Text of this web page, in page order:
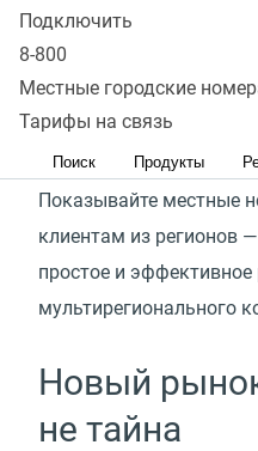
Подключить
8-800
Местные городские
Тарифы на связь
Поиск Продукты
Работаете по всей России
выходить в регионы?
мультирегионального
Ближе к клиенту
Показывайте местные
клиентам из регионов
простое и
мультирегионального
Новый
не тайна